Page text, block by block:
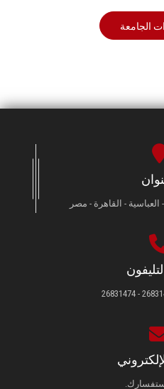
الجامعة
- القاهرة - مصر